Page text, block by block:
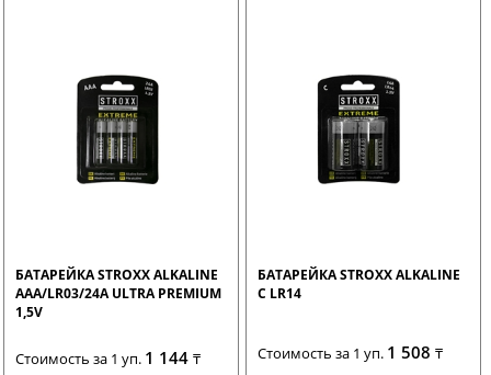
БАТАРЕЙКА STROXX ALKALINE
AAA/LR03/24A ULTRA PREMIUM
1,5V
Стоимость за 1 уп. 1 144 ₸
БАТАРЕЙКА STROXX ALKALINE
C LR14
Стоимость за 1 уп. 1 508₸